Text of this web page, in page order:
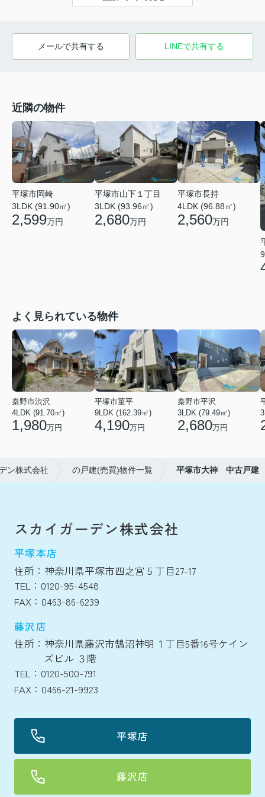
メールで共有する LINEで共有する
近隣の物件
平塚市岡崎
3LDK (91.90㎡)
2,599万円
平塚市山下１丁目
3LDK (93.96㎡)
2,680万円
平塚市長持
4LDK (96.88㎡)
2,560万円
よく見られている物件
秦野市渋沢
4LDK (91.70㎡)
1,980万円
平塚市菫平
9LDK (162.39㎡)
4,190万円
秦野市平沢
3LDK (79.49㎡)
2,680万円
ン株式会社 の戸建(売買)物件一覧 平塚市大神 中古戸建
スカイガーデン株式会社
平塚本店
住所：神奈川県平塚市四之宮５丁目27-17
TEL：0120-95-4548
FAX：0463-86-6239
藤沢店
住所：神奈川県藤沢市鵠沼神明１丁目5番16号ケイン
ズビル ３階
TEL：0120-500-791
FAX：0466-21-9923
平塚店
藤沢店